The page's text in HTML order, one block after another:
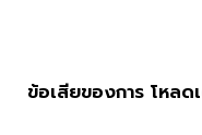
ข้อเสียของการ โหลด